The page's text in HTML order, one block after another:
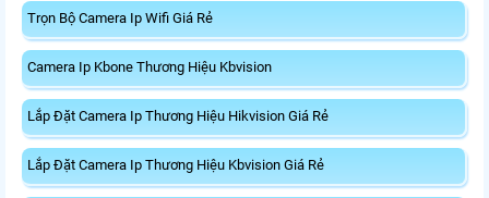
Trọn Bộ Camera Ip Wifi Giá Rẻ
Camera Ip Kbone Thương Hiệu Kbvision
Lắp Đặt Camera Ip Thương Hiệu Hikvision Giá Rẻ
Lắp Đặt Camera Ip Thương Hiệu Kbvision Giá Rẻ